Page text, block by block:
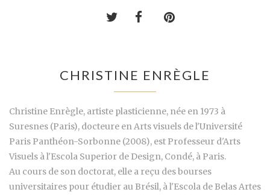
CHRISTINE ENRÈGLE
Christine Enrègle, artiste plasticienne, née en 1973 à
Suresnes (Paris), docteure en Arts visuels de l'Université
Paris Panthéon-Sorbonne (2008), est Professeur d'Arts
Visuels à l'Escola Superior de Design, Condé, à Paris.
Au cours de son doctorat, elle a reçu des bourses
universitaires pour étudier au Brésil, à l'Escola de Belas Artes